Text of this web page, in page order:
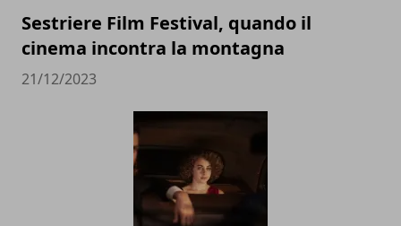
Sestriere Film Festival, quando il
cinema incontra la montagna
21/12/2023